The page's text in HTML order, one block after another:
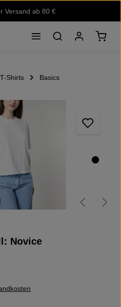
Versand ab 80 €
T-Shirts Basics
Novice